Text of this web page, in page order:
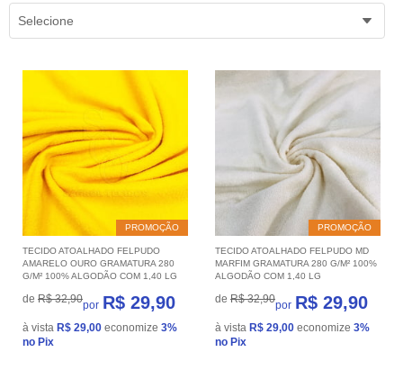
Selecione
PROMOÇÃO
TECIDO ATOALHADO FELPUDO
AMARELO OURO GRAMATURA 280
G/M² 100% ALGODÃO COM 1,40 LG
de R$ 32,90por R$ 29,90
à vista R$ 29,00 economize 3%
no Pix
PROMOÇÃO
TECIDO ATOALHADO FELPUDO MD
MARFIM GRAMATURA 280 G/M² 100%
ALGODÃO COM 1,40 LG
de R$ 32,90por R$ 29,90
à vista R$ 29,00 economize 3%
no Pix